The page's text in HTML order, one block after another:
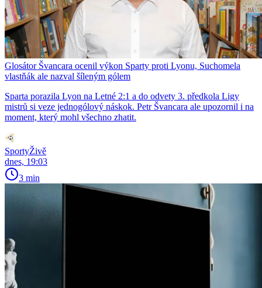
Glosátor Švancara ocenil výkon Sparty proti Lyonu, Suchomela
vlastňák ale nazval šíleným gólem
Sparta porazila Lyon na Letné 2:1 a do odvety 3. předkola Ligy
mistrů si veze jednogólový náskok. Petr Švancara ale upozornil i na
moment, který mohl všechno zhatit.
SportyŽivě
dnes, 19:03
3 min